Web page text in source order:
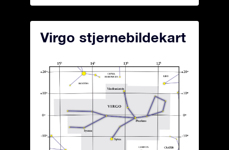
Virgo stjernebildekart